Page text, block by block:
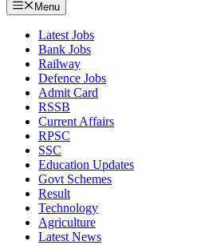
Menu
Latest Jobs
Bank Jobs
Railway
Defence Jobs
Admit Card
RSSB
Current Affairs
RPSC
SSC
Education Updates
Govt Schemes
Result
Technology
Agriculture
Latest News